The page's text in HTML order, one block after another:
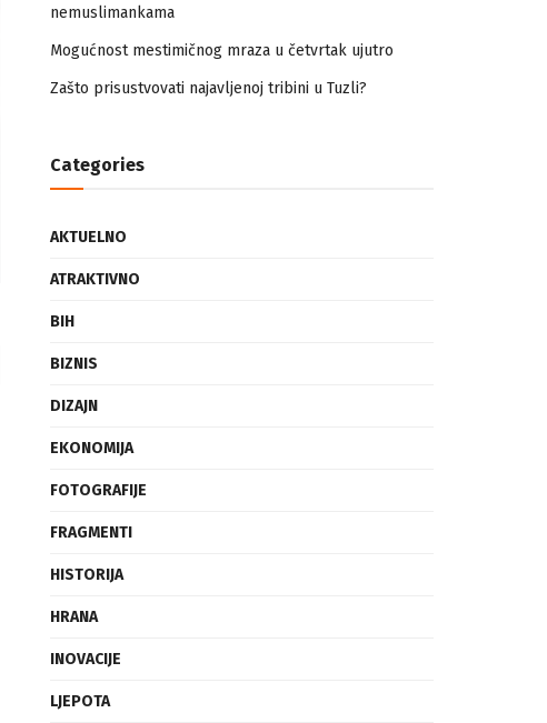
nemuslimankama
Mogućnost mestimičnog mraza u četvrtak ujutro
Zašto prisustvovati najavljenoj tribini u Tuzli?
Categories
AKTUELNO
ATRAKTIVNO
BIH
BIZNIS
DIZAJN
EKONOMIJA
FOTOGRAFIJE
FRAGMENTI
HISTORIJA
HRANA
INOVACIJE
LJEPOTA